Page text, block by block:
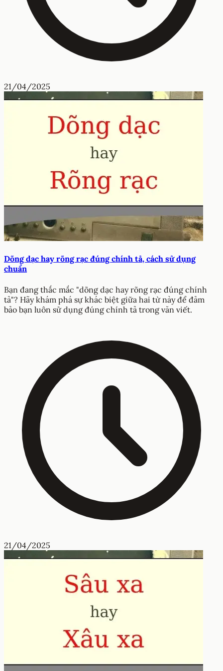
21/04/2025
Dõng dạc hay rõng rạc đúng chính tả, cách sử dụng
chuẩn
Bạn đang thắc mắc "dõng dạc hay rõng rạc đúng chính
tả"? Hãy khám phá sự khác biệt giữa hai từ này để đảm
bảo bạn luôn sử dụng đúng chính tả trong văn viết.
21/04/2025